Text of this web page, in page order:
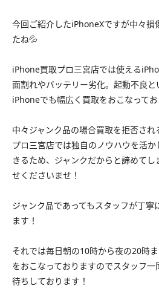
今回ご紹介したiPhoneXですが中々損
たね💦
iPhone買取プロ三宮店では使える
面割れやバッテリー劣化。起動不良と
iPhoneでも幅広く買取をおこなってお
中々ジャンク品の場合買取を拒否さ
プロ三宮店では独自のノウハウを活
きるため、ジャンクだからと諦めて
せくださいませ！
ジャンク品であってもスタッフが丁寧
ます！
それでは毎日朝の10時から夜の20時
をおこなっておりますのでスタッフ
待ちしております！